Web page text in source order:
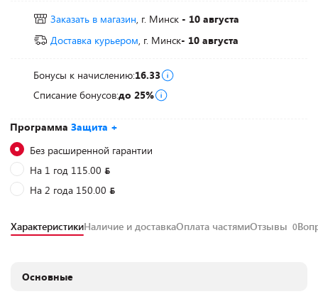
Программа Защита +
Без расширенной гарантии
На 1 год 115.00
На 2 года 150.00
Заказать в магазин, г. Минск - 10 августа
Доставка курьером, г. Минск- 10 августа
Бонусы к начислению:16.33
Списание бонусов:до 25%
ХарактеристикиНаличие и доставкаОплата частямиОтзывы 0
Основные